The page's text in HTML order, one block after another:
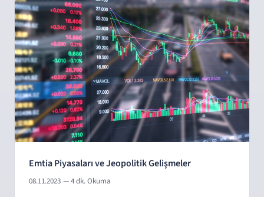
Emtia Piyasaları ve Jeopolitik Gelişmeler
08.11.2023 — 4 dk. Okuma